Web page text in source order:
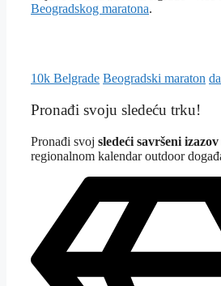
Beogradskog maratona.
Tagovi
10k Belgrade Beogradski maraton
Pronađi svoju sledeću trku!
Pronađi svoj sledeći savršeni izazov
regionalnom kalendar outdoor